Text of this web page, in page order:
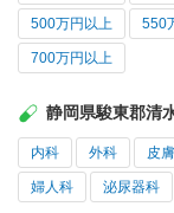
500万円以上 550
700万円以上
静岡県駿東郡清
内科 外科 皮
婦人科 泌尿器科